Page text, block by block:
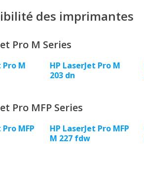
des imprimantes
Pro M Series
Pro M
HP LaserJet Pro M
203 dn
Pro MFP Series
MFP
HP LaserJet Pro MFP
M 227 fdw